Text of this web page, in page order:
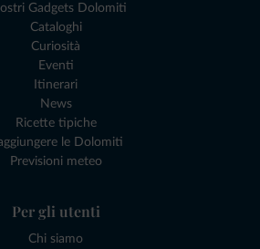
Gadgets Dolomiti
Cataloghi
Curiosità
Eventi
Itinerari
News
Ricette tipiche
le Dolomiti
Previsioni meteo
Per gli utenti
Chi siamo